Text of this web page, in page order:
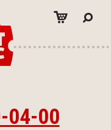
04-00